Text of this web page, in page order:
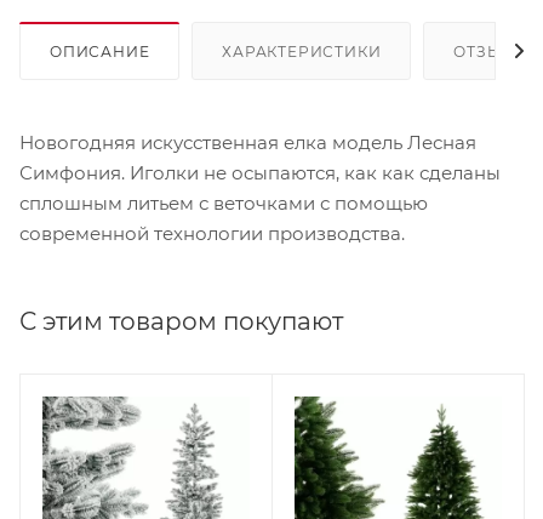
ОПИСАНИЕ ХАРАКТЕРИСТИКИ ОТЗЫВЫ
Новогодняя искусственная елка модель Лесная
Симфония. Иголки не осыпаются, как как сделаны
сплошным литьем с веточками с помощью
современной технологии производства.
С этим товаром покупают